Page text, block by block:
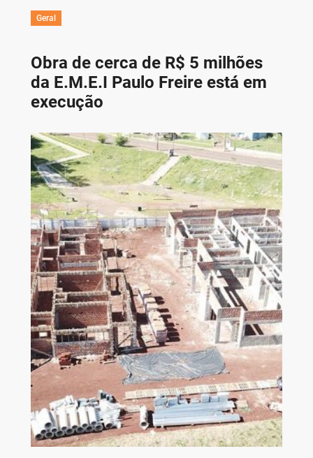
Geral
Obra de cerca de R$ 5 milhões
da E.M.E.I Paulo Freire está em
execução